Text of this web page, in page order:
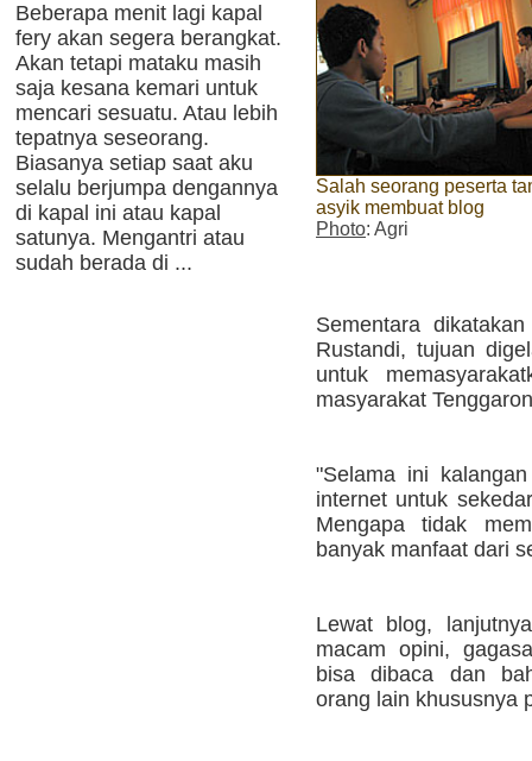
Beberapa menit lagi kapal
fery akan segera berangkat.
Akan tetapi mataku masih
saja kesana kemari untuk
mencari sesuatu. Atau lebih
tepatnya seseorang.
Biasanya setiap saat aku
selalu berjumpa dengannya
di kapal ini atau kapal
satunya. Mengantri atau
sudah berada di ...
Salah seorang peserta
asyik membuat blog
Photo: Agri
Sementara
Rustandi, tujuan
untuk
masyarakat
"Selama ini
internet untuk
Mengapa tidak
banyak manfaat dari
Lewat blog,
macam opini,
bisa dibaca dan
orang lain khususnya